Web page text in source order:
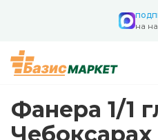
на
Фанера 1/1
Чебоксарах